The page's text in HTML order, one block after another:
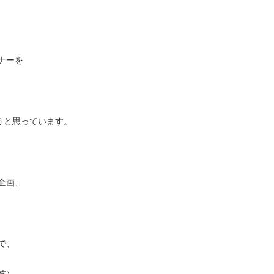
ーを
思っています。
、